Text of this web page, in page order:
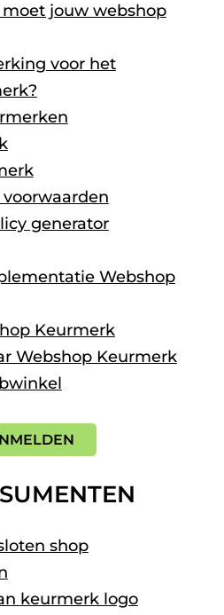
jouw webshop
voor het
generator
Webshop
Keurmerk
Webshop Keurmerk
shop
keurmerk logo